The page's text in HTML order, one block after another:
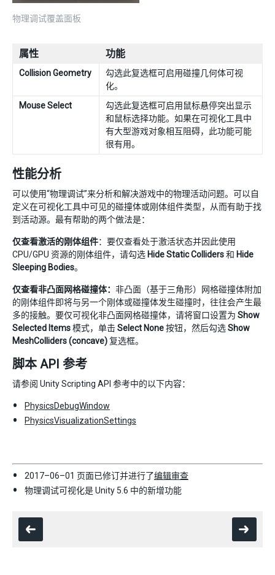
物理调试覆盖面板
属性 功能
Collision Geometry
勾选此复选框可启用碰撞几何体可视
化。
Mouse Select
勾选此复选框可启用鼠标悬停突出显示
和鼠标选择功能。如果在可视化工具中
有大型游戏对象相互阻碍，此功能可能
很有用。
性能分析
可以使用“物理调试”来分析和解决游戏中的物理活动问题。可以自
定义在可视化工具中可见的碰撞体或刚体组件类型，从而有助于找
到活动源。最有帮助的两个做法是：
仅查看激活的刚体组件：要仅查看处于激活状态并因此使用
CPU/GPU 资源的刚体组件，请勾选 Hide Static Colliders和 Hide
Sleeping Bodies。
仅查看非凸面网格碰撞体： 非凸面（基于三角形）网格碰撞体附加
的刚体组件即将与另一个刚体或碰撞体发生碰撞时，往往会产生最
多的接触。要仅可视化非凸面网格碰撞体，请将窗口设置为 Show
Selected Items模式，单击Select None按钮，然后勾选Show
MeshColliders (concave)复选框。
脚本 API 参考
请参阅 Unity Scripting API 参考中的以下内容：
PhysicsDebugWindow
PhysicsVisualizationSettings
2017–06–01 页面已修订并进行了编辑审查
物理调试可视化是 Unity 5.6 中的新增功能